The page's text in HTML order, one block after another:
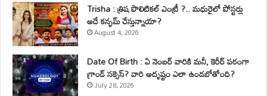
Trisha : త్రిష పొలిటికల్ ఎంట్రీ ?.. మధురైలో పోస్టర్లు
అదే కన్ఫమ్ చేస్తున్నాయా?
August 4, 2026
Date Of Birth : ఏ నెంబర్ వారికి మనీ, కెరీర్ పరంగా
గ్రాండ్ సక్సెస్? వారి అదృష్టం ఎలా ఉండబోతోంది?
July 28, 2026